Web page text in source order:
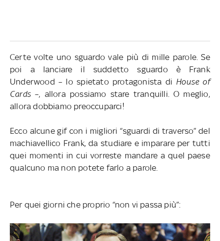
Certe volte uno sguardo vale più di mille parole. Se
poi a lanciare il suddetto sguardo è Frank
Underwood – lo spietato protagonista di House of
Cards–, allora possiamo stare tranquilli. O meglio,
allora dobbiamo preoccuparci!
Ecco alcune gif con i migliori “sguardi di traverso” del
machiavellico Frank, da studiare e imparare per tutti
quei momenti in cui vorreste mandare a quel paese
qualcuno ma non potete farlo a parole.
Per quei giorni che proprio “non vi passa più”: